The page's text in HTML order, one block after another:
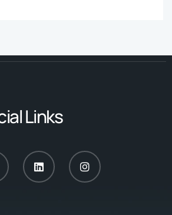
Links